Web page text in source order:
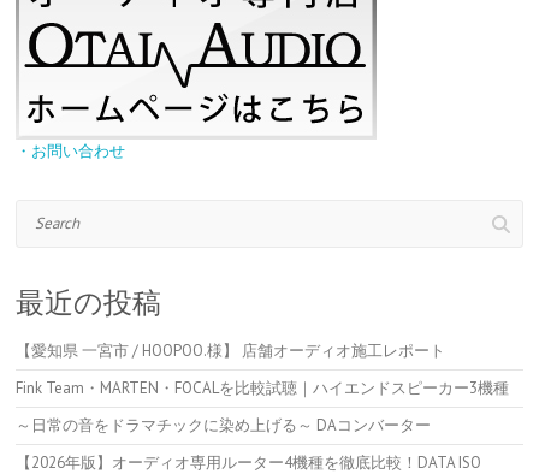
・お問い合わせ
最近の投稿
【愛知県 一宮市 / HOOPOO.様】 店舗オーディオ施工レポート
Fink Team・MARTEN・FOCALを比較試聴｜ハイエンドスピーカー3機種
～日常の音をドラマチックに染め上げる～ DAコンバーター
【2026年版】オーディオ専用ルーター4機種を徹底比較！DATA ISO